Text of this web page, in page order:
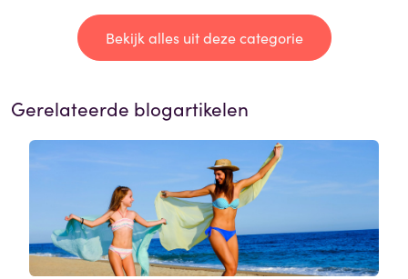
Bekijk alles uit deze categorie
Gerelateerde blogartikelen